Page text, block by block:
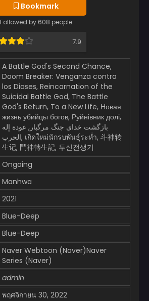
Bookmark
Followed by 608 people
7.9
A Battle God's Second Chance,
Doom Breaker: Venganza contra
los Dioses, Reincarnation of the
Suicidal Battle God, The Battle
God's Return, To a New Life, Новая
жизнь убийцы богов, Руйнівник долі,
بازگشت خدای جنگ مرگبار, عودة إله
الحرب, เกิดใหม่นักรบพันธุ์ระห่ำ, 斗神转
生记, 鬥神轉生記, 투신전생기
Ongoing
Manhwa
2021
Blue-Deep
Blue-Deep
Naver Webtoon (Naver)Naver
Series (Naver)
admin
พฤศจิกายน 30, 2022